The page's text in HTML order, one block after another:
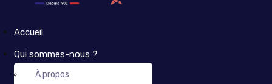
Accueil
Qui sommes-nous ?
À propos